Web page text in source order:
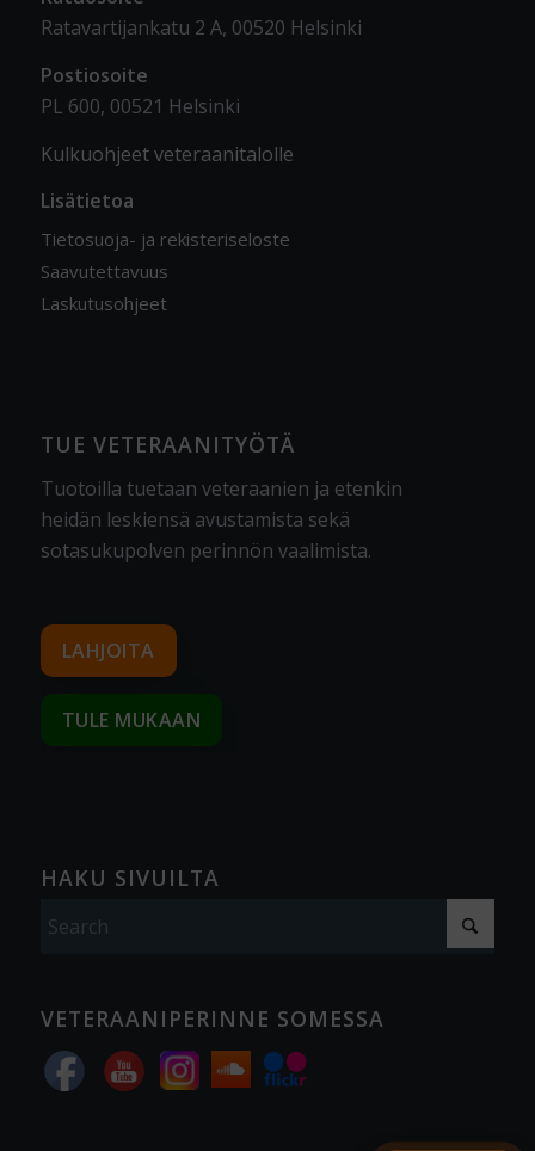
Ratavartijankatu 2 A, 00520 Helsinki
Postiosoite
PL 600, 00521 Helsinki
Kulkuohjeet veteraanitalolle
Lisätietoa
Tietosuoja- ja rekisteriseloste
Saavutettavuus
Laskutusohjeet
TUE VETERAANITYÖTÄ
Tuotoilla tuetaan veteraanien ja etenkin
heidän leskiensä avustamista sekä
sotasukupolven perinnön vaalimista.
LAHJOITA
TULE MUKAAN
HAKU SIVUILTA
VETERAANIPERINNE SOMESSA